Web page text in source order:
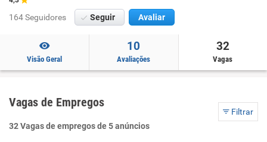
164 Seguidores Seguir Avaliar
Visão Geral
10
Avaliações
32
Vagas
Vagas de Empregos
Filtrar
32 Vagas de empregos de 5 anúncios